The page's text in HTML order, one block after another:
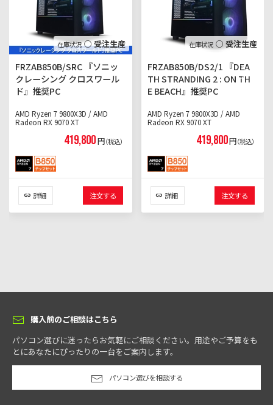
○ 受注生産
FRZAB850B/SRC 『ソニッ
クレーシング クロスワール
ド』推奨PC
AMD Ryzen 7 9800X3D / AMD
Radeon RX 9070 XT
419,800円（税込）
詳細 注文する
○ 受注生産
FRZAB850B/DS2/1 『DEA
TH STRANDING 2 : ON TH
E BEACH』推奨PC
AMD Ryzen 7 9800X3D / AMD
Radeon RX 9070 XT
419,800円（税込）
詳細 注文する
購入前のご相談はこちら
パソコン選びに迷ったらお気軽にご相談ください。用途やご予算をも
とにあなたにぴったりの一台をご案内します。
パソコン選びを相談する